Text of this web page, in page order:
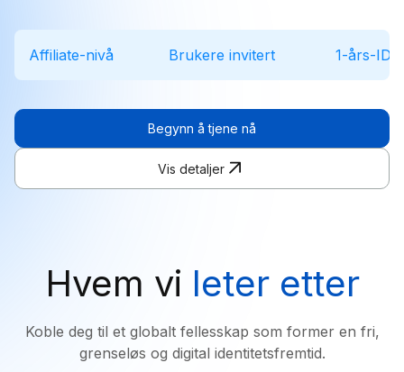
Affiliate-nivå Brukere invitert 1-års-ID
Begynn å tjene nå
Vis detaljer
Hvem vi leter etter
Koble deg til et globalt fellesskap som former en fri,
grenseløs og digital identitetsfremtid.